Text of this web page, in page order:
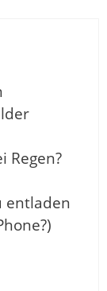
Regen?
entladen